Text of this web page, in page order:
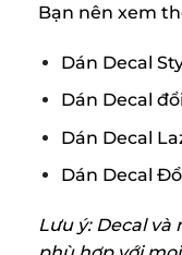
Bạn nên xem
Dán Decal
Dán Decal
Dán Decal
Dán Decal
Lưu ý: Decal và